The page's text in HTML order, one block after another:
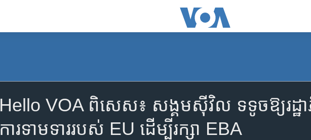
Apple Podcasts
Hello VOA ពិសេស៖ សង្គម​ស៊ីវិល ទទូច​ឱ្យ​រដ្ឋា
ការទាមទារ​របស់ EU ដើម្បី​រក្សា EBA